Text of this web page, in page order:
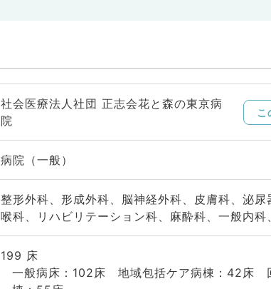
社会医療法人社団 正志会花と森の東京病
院
こ
病院（一般）
整形外科、形成外科、脳神経外科、皮膚科、泌
喉科、リハビリテーション科、麻酔科、一般内科
199 床
一般病床：102床 地域包括ケア病棟：42床